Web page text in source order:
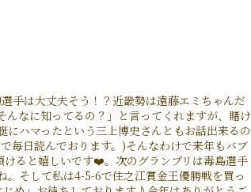
手は大丈夫そう！？近畿勢は遠藤エミちゃんだ
んなに知ってるの？」と言ってくれますが、賭け
ハマったという三上博史さんともお話出来るの
毎日読んでおります。)そんなわけで来年もバブ
ると嬉しいです❤️。次のグランプリは毒島選手
そして私は4-5-6で住之江賞金王優勝戦を買っ